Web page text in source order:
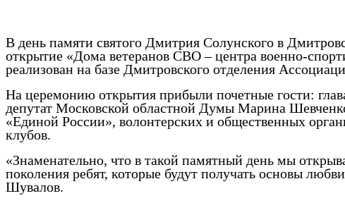
В день памяти святого Дмитрия Солунского в
открытие «Дома ветеранов СВО – центра военно-
реализован на базе Дмитровского отделения
На церемонию открытия прибыли почетные гости:
депутат Московской областной Думы Марина
«Единой России», волонтерских и общественных
клубов.
«Знаменательно, что в такой памятный день мы
поколения ребят, которые будут получать основы
Шувалов.